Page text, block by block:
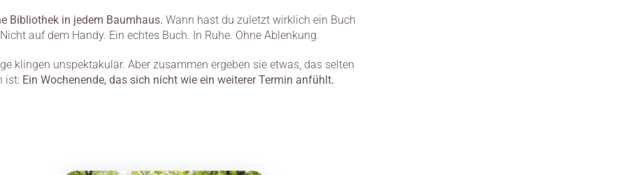
Bibliothek in jedem Baumhaus. Wann hast du zuletzt wirklich ein Buch
auf dem Handy. Ein echtes Buch. In Ruhe. Ohne Ablenkung.
klingen unspektakulär. Aber zusammen ergeben sie etwas, das selten
ist: Ein Wochenende, das sich nicht wie ein weiterer Termin anfühlt.